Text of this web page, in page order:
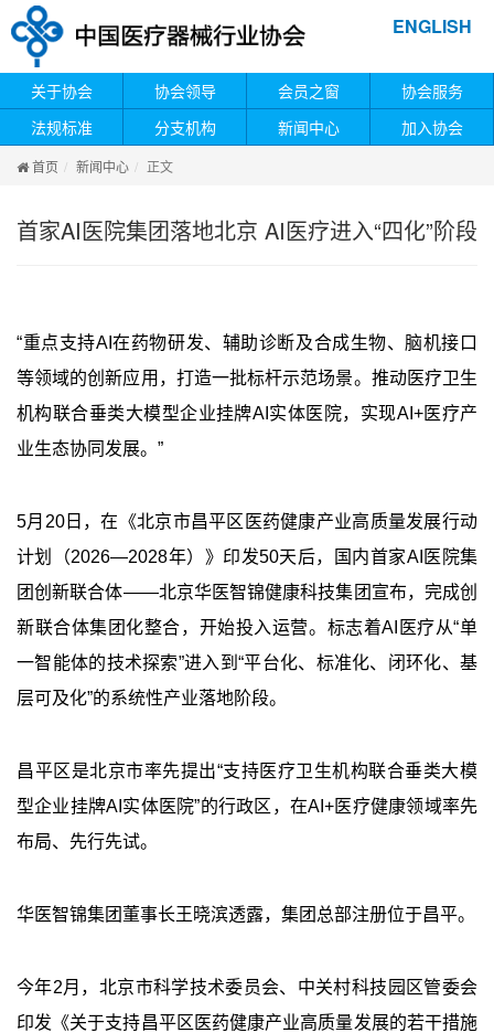
ENGLISH
关于协会 协会领导 会员之窗
协会服务
法规标准
分支机构 新闻中心 加入协会
首页 新闻中心 正文
首家AI医院集团落地北京 AI医疗进入“四化”阶段
“重点支持AI在药物研发、辅助诊断及合成生物、脑机接口
等领域的创新应用，打造一批标杆示范场景。推动医疗卫生
机构联合垂类大模型企业挂牌AI实体医院，实现AI+医疗产
业生态协同发展。”
5月20日，在《北京市昌平区医药健康产业高质量发展行动
计划（2026—2028年）》印发50天后，国内首家AI医院集
团创新联合体——北京华医智锦健康科技集团宣布，完成创
新联合体集团化整合，开始投入运营。标志着AI医疗从“单
一智能体的技术探索”进入到“平台化、标准化、闭环化、基
层可及化”的系统性产业落地阶段。
昌平区是北京市率先提出“支持医疗卫生机构联合垂类大模
型企业挂牌AI实体医院”的行政区，在AI+医疗健康领域率先
布局、先行先试。
华医智锦集团董事长王晓滨透露，集团总部注册位于昌平。
今年2月，北京市科学技术委员会、中关村科技园区管委会
印发《关于支持昌平区医药健康产业高质量发展的若干措施